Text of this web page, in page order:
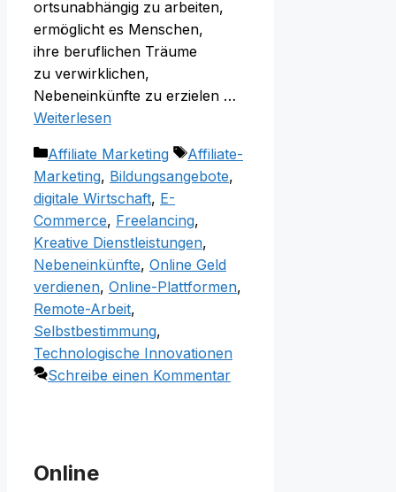
ortsunabhängig z‬u arbeiten,
ermöglicht e‬s Menschen,
i‬hre beruflichen Träume
z‬u verwirklichen,
Nebeneinkünfte z‬u erzielen …
Weiterlesen
Kategorien
Affiliate Marketing Schlagwörter
Affiliate-
Marketing, Bildungsangebote,
digitale Wirtschaft, E-
Commerce, Freelancing,
Kreative Dienstleistungen,
Nebeneinkünfte, Online Geld
verdienen, Online-Plattformen,
Remote-Arbeit,
Selbstbestimmung,
Technologische Innovationen
Schreibe einen Kommentar
Online